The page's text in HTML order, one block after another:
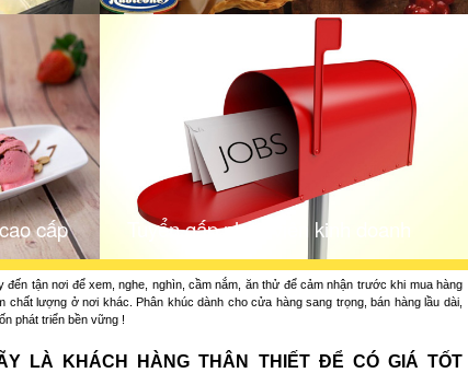
cấp Tuyển gấp nhân viên kinh doanh
đến tận nơi để xem, nghe, nghìn, cầm nắm, ăn thử để cảm nhận trước khi mua hàng
chất lượng ở nơi khác. Phân khúc dành cho cửa hàng sang trọng, bán hàng lầu dài,
phát triển bền vững !
LÀ KHÁCH HÀNG THÂN THIẾT ĐỂ CÓ GIÁ TỐT